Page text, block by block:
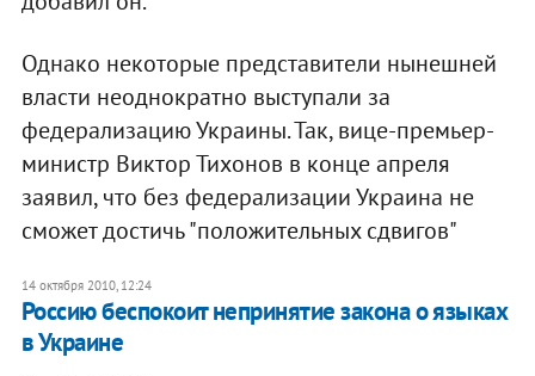
Однако некоторые представители нынешней
власти неоднократно выступали за
федерализацию Украины. Так, вице-премьер-
министр Виктор Тихонов в конце апреля
заявил, что без федерализации Украина не
сможет достичь "положительных сдвигов"
14 октября 2010, 12:24
Россию беспокоит непринятие закона о языках
в Украине